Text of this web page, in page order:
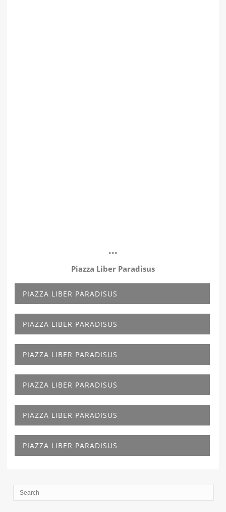
•••
Piazza Liber Paradisus
PIAZZA LIBER PARADISUS
PIAZZA LIBER PARADISUS
PIAZZA LIBER PARADISUS
PIAZZA LIBER PARADISUS
PIAZZA LIBER PARADISUS
PIAZZA LIBER PARADISUS